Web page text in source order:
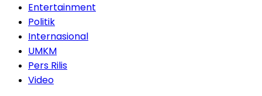
Entertainment
Politik
Internasional
UMKM
Pers Rilis
Video